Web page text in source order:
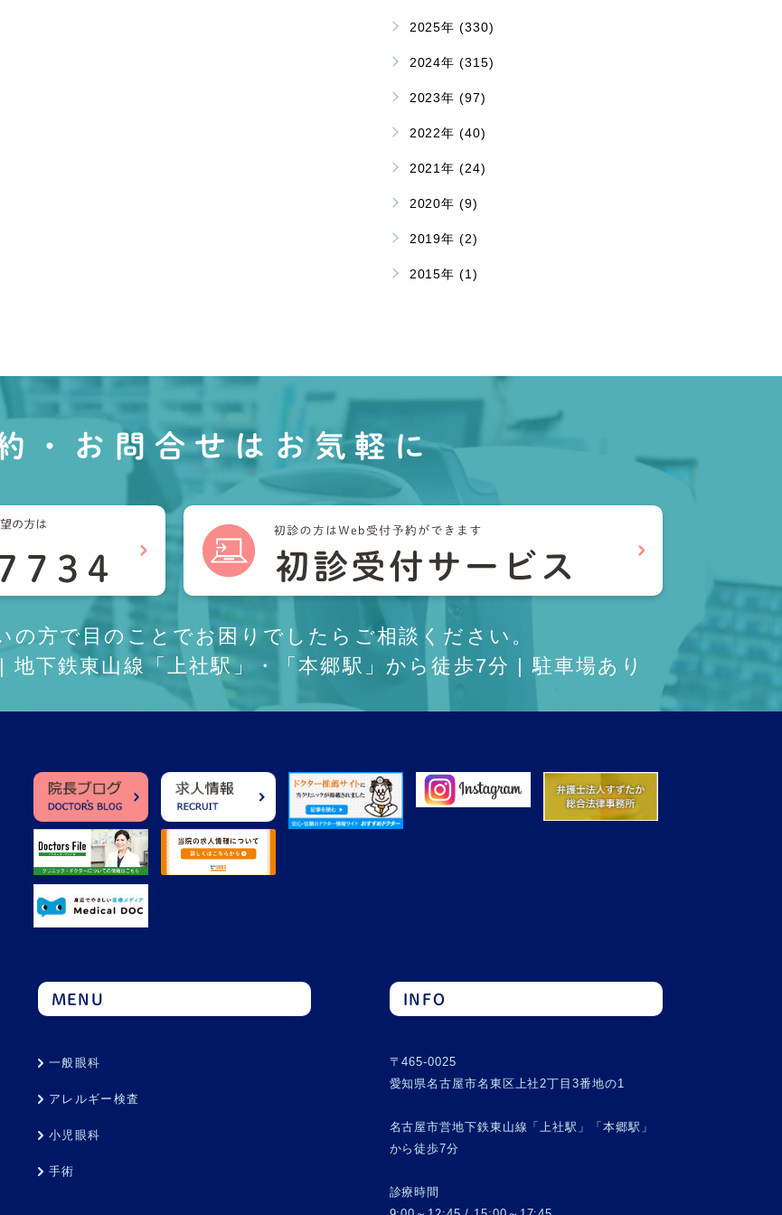
2025年 (330)
2024年 (315)
2023年 (97)
2022年 (40)
2021年 (24)
2020年 (9)
2019年 (2)
2015年 (1)
・お問合せは お気軽に
の方で目のことでお困りでしたらご相談ください。
下鉄東山線「上社駅」・「本郷駅」から徒歩7分 | 駐車場あり
MENU
一般眼科
アレルギー検査
小児眼科
手術
INFO
〒465-0025
愛知県名古屋市名東区上社2丁目3番地の1
名古屋市営地下鉄東山線「上社駅」「本郷駅」
から徒歩7分
診療時間